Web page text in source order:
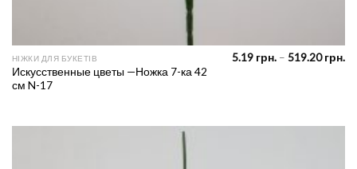
НІЖКИ ДЛЯ БУКЕТІВ
Искусственные цветы —Ножка 7-ка 42
см N-17
5.19 грн. – 519.20грн.